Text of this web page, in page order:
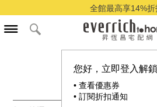
全館最高享14%折
您好，立即登入解
• 查看優惠券
• 訂閱折扣通知
所有單一促銷
20